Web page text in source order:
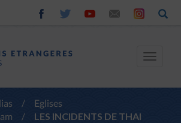
Toggle
/
Eglises
/
LES INCIDENTS DE THAI